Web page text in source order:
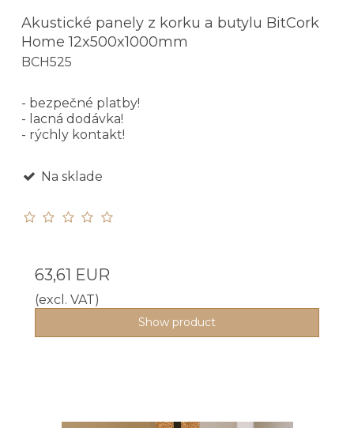
Akustické panely z korku a butylu BitCork
Home 12x500x1000mm
BCH525
- bezpečné platby!
- lacná dodávka!
- rýchly kontakt!
Na sklade
63,61 EUR
(excl. VAT)
Show product